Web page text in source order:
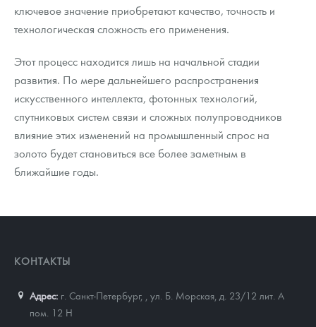
ключевое значение приобретают качество, точность и
технологическая сложность его применения.
Этот процесс находится лишь на начальной стадии
развития. По мере дальнейшего распространения
искусственного интеллекта, фотонных технологий,
спутниковых систем связи и сложных полупроводников
влияние этих изменений на промышленный спрос на
золото будет становиться все более заметным в
ближайшие годы.
КОНТАКТЫ
Адрес: г. Санкт-Петербург,
ул. Б. Морская, д. 23/12 лит. А
пом. 12 Н